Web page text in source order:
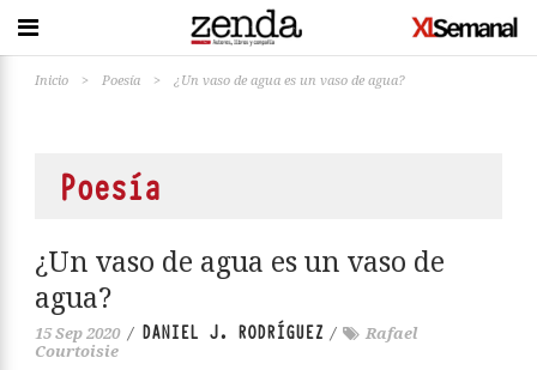
Inicio > Poesía > ¿Un vaso de agua es un vaso de agua?
Poesía
¿Un vaso de agua es un vaso de
agua?
15 Sep 2020 / DANIEL J. RODRÍGUEZ /
Rafael
Courtoisie